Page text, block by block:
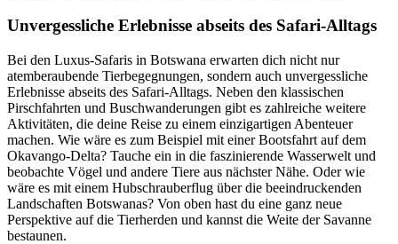
Unvergessliche Erlebnisse abseits des Safari-Alltags
Bei den Luxus-Safaris in Botswana erwarten dich nicht nur
atemberaubende Tierbegegnungen, sondern auch unvergessliche
Erlebnisse abseits des Safari-Alltags. Neben den klassischen
Pirschfahrten und Buschwanderungen gibt es zahlreiche weitere
Aktivitäten, die deine Reise zu einem einzigartigen Abenteuer
machen. Wie wäre es zum Beispiel mit einer Bootsfahrt auf dem
Okavango-Delta? Tauche ein in die faszinierende Wasserwelt und
beobachte Vögel und andere Tiere aus nächster Nähe. Oder wie
wäre es mit einem Hubschrauberflug über die beeindruckenden
Landschaften Botswanas? Von oben hast du eine ganz neue
Perspektive auf die Tierherden und kannst die Weite der Savanne
bestaunen.